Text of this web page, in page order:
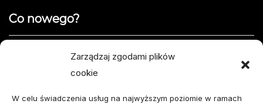
Zarządzaj zgodami plików
cookie
W celu świadczenia usług na najwyższym poziomie w ramach
Co nowego?
Jak opisać usterkę telefonu w formularzu naprawy
Projekty domów do 100 m² – jak zmieścić wszystko,
czego potrzebujesz?